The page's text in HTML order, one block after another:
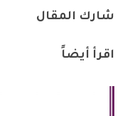
شارك المقال
اقرأ أيضاً